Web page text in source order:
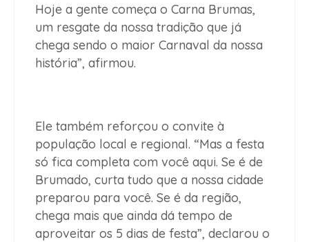
Hoje a gente começa o Carna Brumas,
um resgate da nossa tradição que já
chega sendo o maior Carnaval da nossa
história”, afirmou.
Ele também reforçou o convite à
população local e regional. “Mas a festa
só fica completa com você aqui. Se é de
Brumado, curta tudo que a nossa cidade
preparou para você. Se é da região,
chega mais que ainda dá tempo de
aproveitar os 5 dias de festa”, declarou o